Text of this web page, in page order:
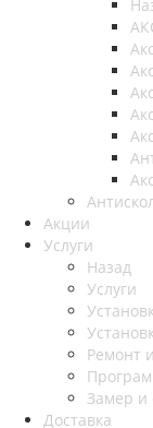
Акции
Услуги
Назад
Услуги
Ремонт
Замер и
Доставка